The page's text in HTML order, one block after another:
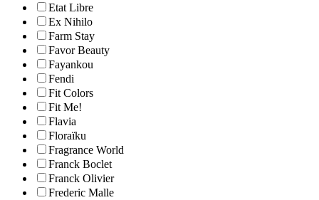
Etat Libre
Ex Nihilo
Farm Stay
Favor Beauty
Fayankou
Fendi
Fit Colors
Fit Me!
Flavia
Floraïku
Fragrance World
Franck Boclet
Franck Olivier
Frederic Malle